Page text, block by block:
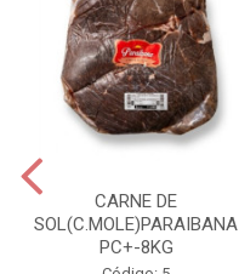
CARNE DE
SOL(C.MOLE)PARAIBANA
PC+-8KG